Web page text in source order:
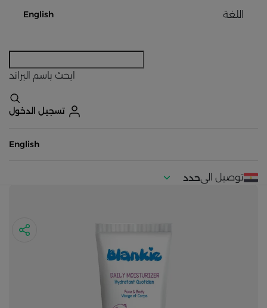
اللغة English
ابحث باسم البراند
تسجيل الدخول
English
توصيل الىحدد